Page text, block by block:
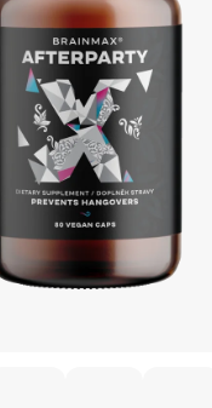
5
stars.